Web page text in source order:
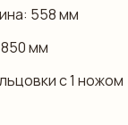
558 мм
мм
с 1 ножом